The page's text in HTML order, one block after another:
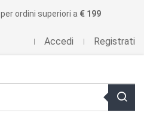
per ordini superiori a € 199
Accedi Registrati